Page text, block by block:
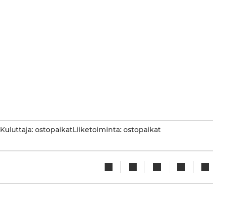
Kuluttaja: ostopaikatLiiketoiminta: ostopaikat